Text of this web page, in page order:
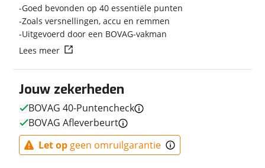
Transmissie
Naaf
Aantal versnellingen
5
Kleur
Grijs
Fabriekskleur
E-bike
Elektrisch? Ja, E-bike
viaBOVAG.nl verwerkt je persoonsgegevens om je aanvraag zo
goed mogelijk bij de aanbieder te brengen. Lees hier meer
over in onzeprivacyverklaring
Jouw zekerheden
BOVAG 40-Puntencheck
BOVAG Afleverbeurt
Let op geen omruilgarantie
Goed bevonden op 40 essentiële punten
Zoals versnellingen, accu en remmen
Uitgevoerd door een BOVAG-vakman
Lees meer